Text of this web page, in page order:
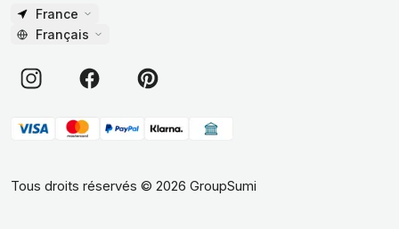
France
Français
Tous droits réservés © 2026 GroupSumi